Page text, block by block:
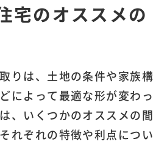
宅のオススメの
りは、土地の条件や家族構
によって最適な形が変わっ
、いくつかのオススメの間
れぞれの特徴や利点につい